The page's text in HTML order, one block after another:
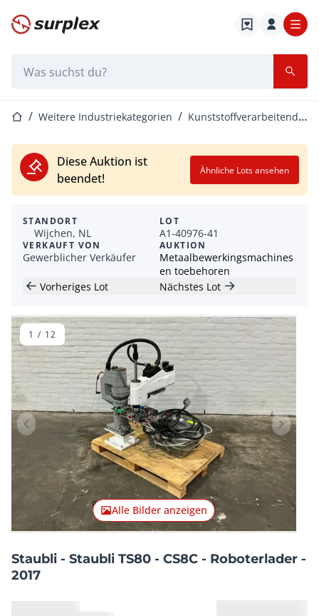
Startseite
StartseiteWeitere Industriekategorien Kunststoffverarbeitende Industrie
Diese Auktion ist
beendet!
Ähnliche Lots ansehen
STANDORT
Wijchen, NL
VERKAUFT VON
Gewerblicher Verkäufer
LOT
A1-40976-41
AUKTION
Metaalbewerkingsmachines
en toebehoren
Vorheriges Lot
Nächstes Lot
Vorheriger Artikel
Alle Bilder anzeigen
1 / 12
Staubli - Staubli TS80 - CS8C - Roboterlader -
2017